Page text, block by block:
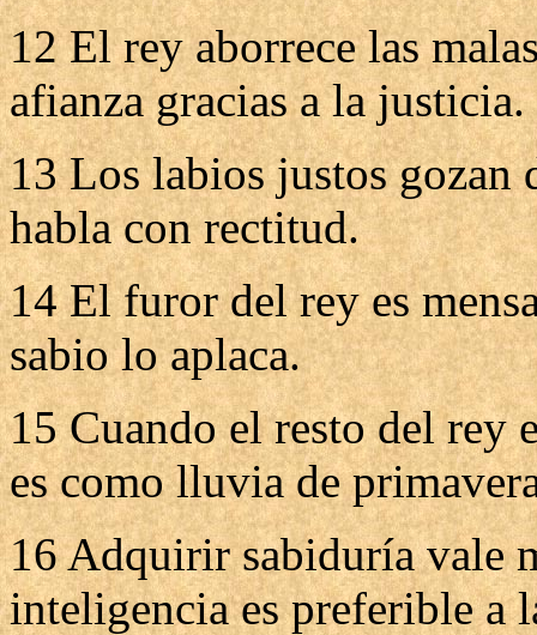
12 El rey aborrece las
afianza gracias a la justicia.
13 Los labios justos gozan
habla con rectitud.
14 El furor del rey es
sabio lo aplaca.
15 Cuando el resto del rey
es como lluvia de
16 Adquirir sabiduría vale
inteligencia es preferible a